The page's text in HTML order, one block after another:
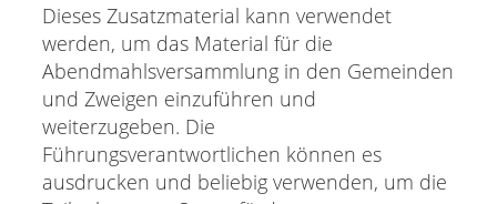
Dieses Zusatzmaterial kann verwendet
werden, um das Material für die
Abendmahlsversammlung in den Gemeinden
und Zweigen einzuführen und
weiterzugeben. Die
Führungsverantwortlichen können es
ausdrucken und beliebig verwenden, um die